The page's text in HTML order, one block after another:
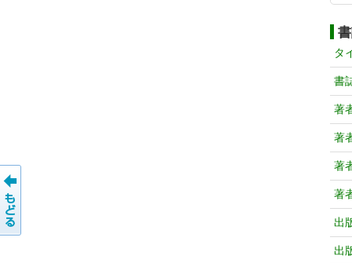
タ
書
著
著
著
著
出
出